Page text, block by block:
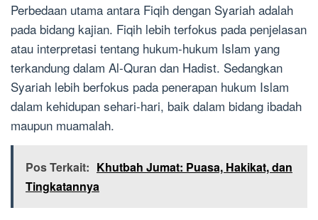
Perbedaan utama antara Fiqih dengan Syariah adalah
pada bidang kajian. Fiqih lebih terfokus pada penjelasan
atau interpretasi tentang hukum-hukum Islam yang
terkandung dalam Al-Quran dan Hadist. Sedangkan
Syariah lebih berfokus pada penerapan hukum Islam
dalam kehidupan sehari-hari, baik dalam bidang ibadah
maupun muamalah.
Pos Terkait: Khutbah Jumat: Puasa, Hakikat, dan
Tingkatannya